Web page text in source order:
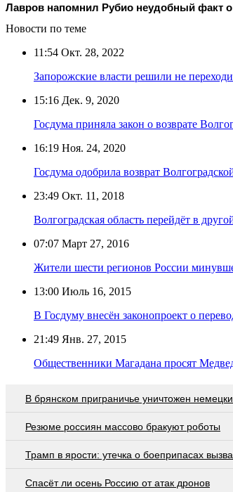
Лавров напомнил Рубио неудобный факт
Новости по теме
11:54 Окт. 28, 2022
Запорожские власти решили не
15:16 Дек. 9, 2020
Госдума приняла закон о возврате
16:19 Ноя. 24, 2020
Госдума одобрила возврат
23:49 Окт. 11, 2018
Волгоградская область перейдёт в
07:07 Март 27, 2016
Жители шести регионов России
13:00 Июль 16, 2015
В Госдуму внесён законопроект о
21:49 Янв. 27, 2015
Общественники Магадана просят
В брянском приграничье уничтожен
Резюме россиян массово бракуют роботы
Трамп в ярости: утечка о боеприпасах
Спасёт ли осень Россию от атак дронов